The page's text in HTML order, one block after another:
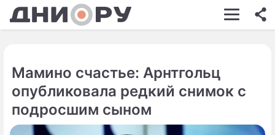
ШОУ-БИЗНЕС
КИНО
ЗДОРОВЬЕ
Мамино счастье: Арнтгольц
опубликовала редкий снимок с
подросшим сыном